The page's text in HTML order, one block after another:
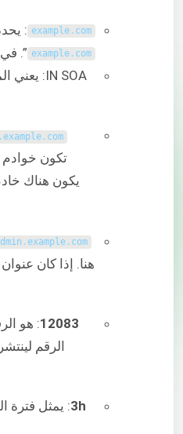
example . com
:
example . com ”. في
.example . com
.example. com
هنا. إذا كان
12083: هو
الرقم
3h: يمثل فترة